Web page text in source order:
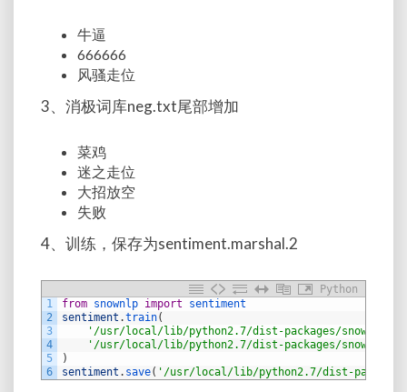
牛逼
666666
风骚走位
3、消极词库neg.txt尾部增加
菜鸡
迷之走位
大招放空
失败
4、训练，保存为sentiment.marshal.2
Python
1
2
3
4
5
6
from snownlp import
sentiment
sentiment .train(
'/usr/local/lib/python2.7/dist-packages/snownlp/
'/usr/local/lib/python2.7/dist-packages/snownlp/
)
sentiment . save( '/usr/local/lib/python2.7/dist-